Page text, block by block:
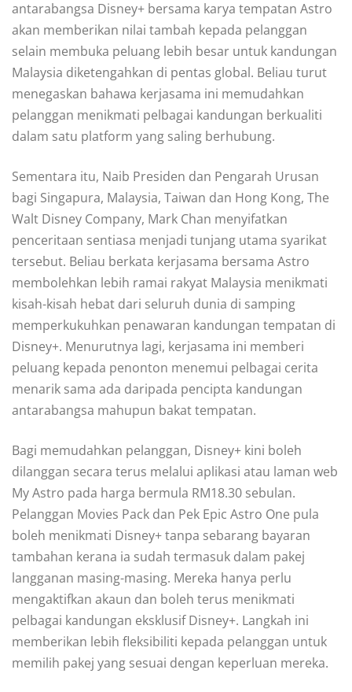
antarabangsa Disney+ bersama karya tempatan Astro
akan memberikan nilai tambah kepada pelanggan
selain membuka peluang lebih besar untuk kandungan
Malaysia diketengahkan di pentas global. Beliau turut
menegaskan bahawa kerjasama ini memudahkan
pelanggan menikmati pelbagai kandungan berkualiti
dalam satu platform yang saling berhubung.
Sementara itu, Naib Presiden dan Pengarah Urusan
bagi Singapura, Malaysia, Taiwan dan Hong Kong, The
Walt Disney Company, Mark Chan menyifatkan
penceritaan sentiasa menjadi tunjang utama syarikat
tersebut. Beliau berkata kerjasama bersama Astro
membolehkan lebih ramai rakyat Malaysia menikmati
kisah-kisah hebat dari seluruh dunia di samping
memperkukuhkan penawaran kandungan tempatan di
Disney+. Menurutnya lagi, kerjasama ini memberi
peluang kepada penonton menemui pelbagai cerita
menarik sama ada daripada pencipta kandungan
antarabangsa mahupun bakat tempatan.
Bagi memudahkan pelanggan, Disney+ kini boleh
dilanggan secara terus melalui aplikasi atau laman web
My Astro pada harga bermula RM18.30 sebulan.
Pelanggan Movies Pack dan Pek Epic Astro One pula
boleh menikmati Disney+ tanpa sebarang bayaran
tambahan kerana ia sudah termasuk dalam pakej
langganan masing-masing. Mereka hanya perlu
mengaktifkan akaun dan boleh terus menikmati
pelbagai kandungan eksklusif Disney+. Langkah ini
memberikan lebih fleksibiliti kepada pelanggan untuk
memilih pakej yang sesuai dengan keperluan mereka.